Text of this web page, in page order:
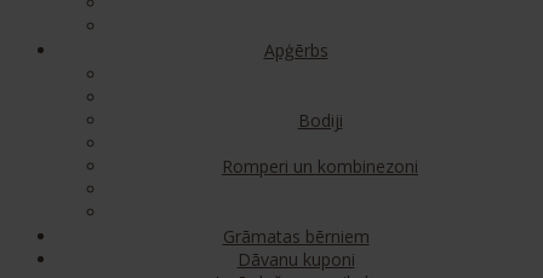
Apģērbs
Bodiji
Romperi un kombinezoni
Grāmatas bērniem
Dāvanu kuponi